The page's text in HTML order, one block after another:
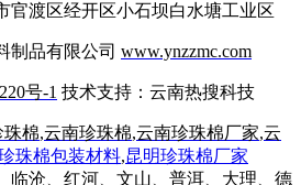
官渡区经开区小石坝白水塘工业区
制品有限公司 www.ynzzmc.com
号-1 技术支持：云南热搜科技
珠棉,云南珍珠棉,云南珍珠棉厂家,云
珠棉包装材料,昆明珍珠棉厂家
临沧、红河、文山、普洱、大理、德